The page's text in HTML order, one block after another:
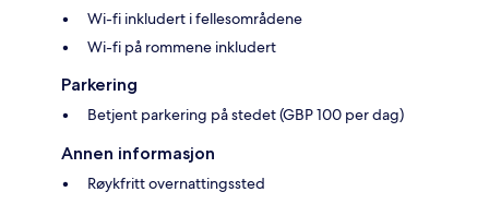
Wi-fi inkludert i fellesområdene
Wi-fi på rommene inkludert
Parkering
Betjent parkering på stedet (GBP 100 per dag)
Annen informasjon
Røykfritt overnattingssted